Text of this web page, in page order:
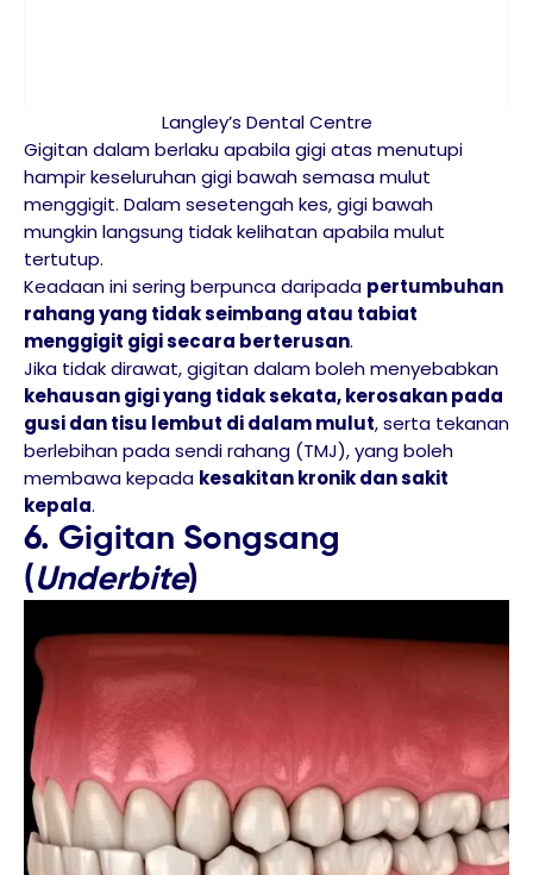
Langley’s Dental Centre
Gigitan dalam berlaku apabila gigi atas menutupi
hampir keseluruhan gigi bawah semasa mulut
menggigit. Dalam sesetengah kes, gigi bawah
mungkin langsung tidak kelihatan apabila mulut
tertutup.
Keadaan ini sering berpunca daripada pertumbuhan
rahang yang tidak seimbang atau tabiat
menggigit gigi secara berterusan.
Jika tidak dirawat, gigitan dalam boleh menyebabkan
kehausan gigi yang tidak sekata, kerosakan pada
gusi dan tisu lembut di dalam mulut, serta tekanan
berlebihan pada sendi rahang (TMJ), yang boleh
membawa kepada kesakitan kronik dan sakit
kepala.
6. Gigitan Songsang
(Underbite)